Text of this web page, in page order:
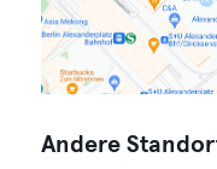
Andere